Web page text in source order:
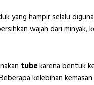
yang hampir selalu
wajah dari minyak,
tubekarena bentuk
kelebihan